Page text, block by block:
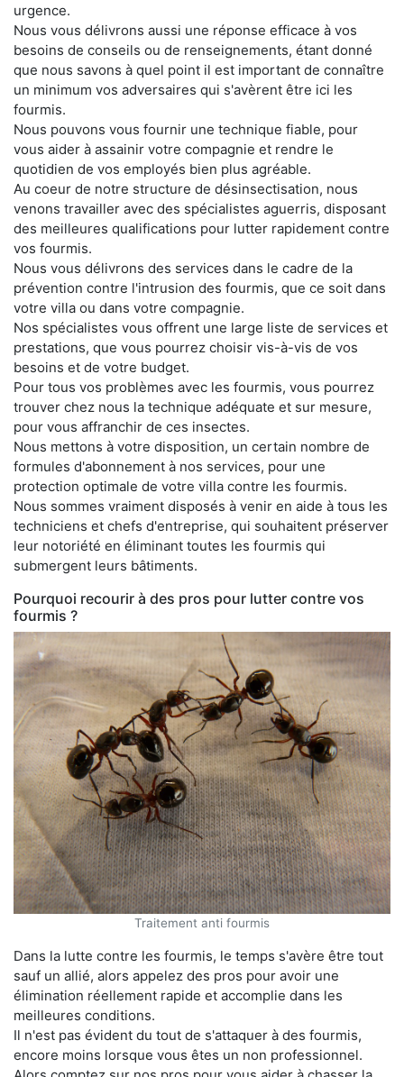
urgence.
Nous vous délivrons aussi une réponse efficace à vos
besoins de conseils ou de renseignements, étant donné
que nous savons à quel point il est important de connaître
un minimum vos adversaires qui s'avèrent être ici les
fourmis.
Nous pouvons vous fournir une technique fiable, pour
vous aider à assainir votre compagnie et rendre le
quotidien de vos employés bien plus agréable.
Au coeur de notre structure de désinsectisation, nous
venons travailler avec des spécialistes aguerris, disposant
des meilleures qualifications pour lutter rapidement contre
vos fourmis.
Nous vous délivrons des services dans le cadre de la
prévention contre l'intrusion des fourmis, que ce soit dans
votre villa ou dans votre compagnie.
Nos spécialistes vous offrent une large liste de services et
prestations, que vous pourrez choisir vis-à-vis de vos
besoins et de votre budget.
Pour tous vos problèmes avec les fourmis, vous pourrez
trouver chez nous la technique adéquate et sur mesure,
pour vous affranchir de ces insectes.
Nous mettons à votre disposition, un certain nombre de
formules d'abonnement à nos services, pour une
protection optimale de votre villa contre les fourmis.
Nous sommes vraiment disposés à venir en aide à tous les
techniciens et chefs d'entreprise, qui souhaitent préserver
leur notoriété en éliminant toutes les fourmis qui
submergent leurs bâtiments.
Pourquoi recourir à des pros pour lutter contre vos
fourmis ?
Traitement anti fourmis
Dans la lutte contre les fourmis, le temps s'avère être tout
sauf un allié, alors appelez des pros pour avoir une
élimination réellement rapide et accomplie dans les
meilleures conditions.
Il n'est pas évident du tout de s'attaquer à des fourmis,
encore moins lorsque vous êtes un non professionnel.